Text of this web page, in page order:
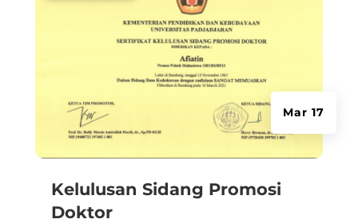
Kelulusan Sidang Promosi
Doktor
Mar 17